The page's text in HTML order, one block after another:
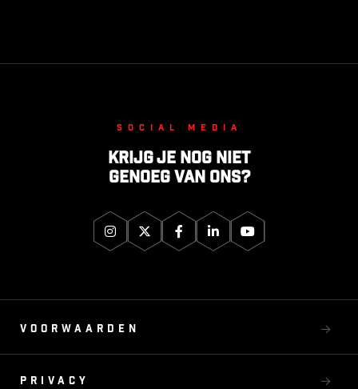
Social media
Krijg je nog niet
genoeg van ons?
Voorwaarden
Privacy